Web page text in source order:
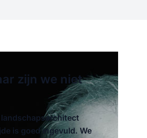
zijn we niet
landschapsarchitect
is goed ingevuld. We